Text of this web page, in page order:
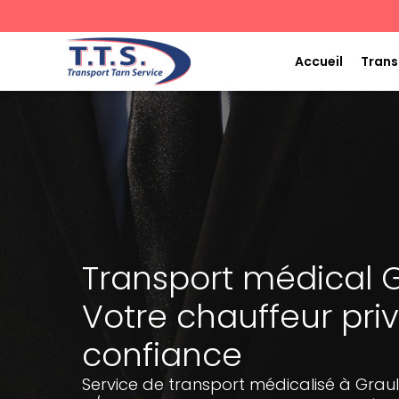
au
Accueil
Transport médical
Votre chauffeur
confiance
Service de transport médicalisé à